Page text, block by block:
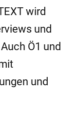
wird
und
Ö1 und
und